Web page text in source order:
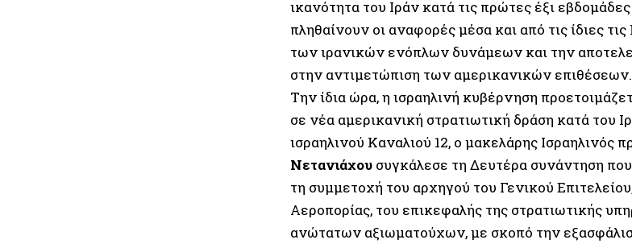
ικανότητα του Ιράν κατά τις πρώτες έξι
πληθαίνουν οι αναφορές μέσα και από τις ίδιες
των ιρανικών ενόπλων δυνάμεων και την
στην αντιμετώπιση των αμερικανικών επιθέσεων.
Την ίδια ώρα, η ισραηλινή κυβέρνηση
σε νέα αμερικανική στρατιωτική δράση κατά του
ισραηλινού Καναλιού 12, ο μακελάρης Ισραηλινός
Νετανιάχου συγκάλεσε τη Δευτέρα συνάντηση
τη συμμετοχή του αρχηγού του Γενικού
Αεροπορίας, του επικεφαλής της στρατιωτικής
ανώτατων αξιωματούχων, με σκοπό την